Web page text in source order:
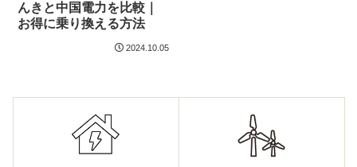
んきと中国電力を比較｜
お得に乗り換える方法
2024.10.05